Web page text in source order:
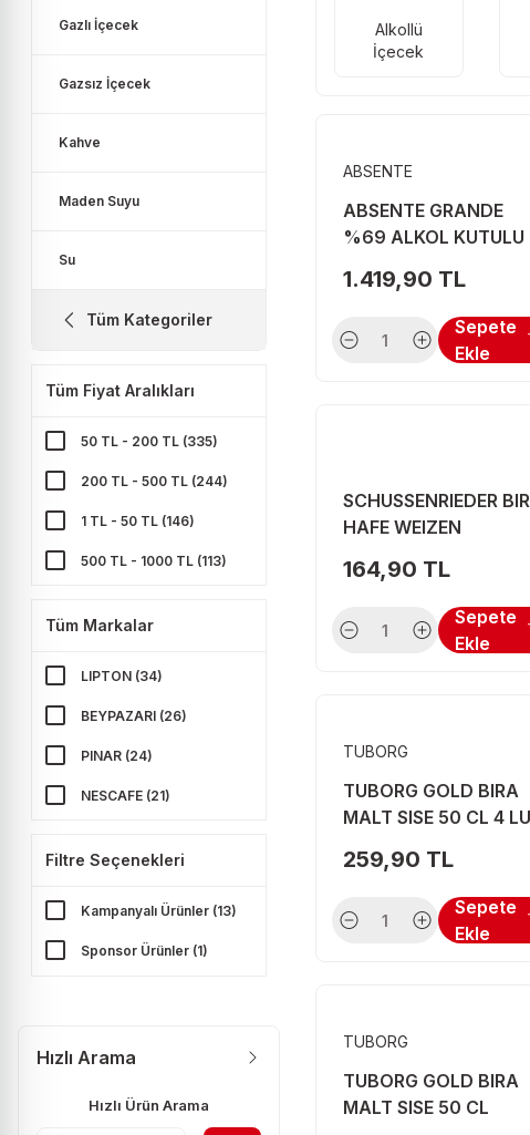
Gazlı İçecek
Gazsız İçecek
Kahve
Maden Suyu
Su
Tüm Kategoriler
Tüm Fiyat Aralıkları
50 TL - 200 TL (335)
200 TL - 500 TL (244)
1 TL - 50 TL (146)
500 TL - 1000 TL (113)
Tüm Markalar
LIPTON (34)
BEYPAZARI (26)
PINAR (24)
NESCAFE (21)
KULA (15)
AVŞAR (12)
KAVAKLIDERE (11)
Filtre Seçenekleri
Kampanyalı Ürünler (13)
Sponsor Ürünler (1)
Hızlı Arama
Hızlı Ürün Arama
Alkollü
İçecek
ABSENTE
ABSENTE GRANDE
%69 ALKOL KUTULU
1.419,90 TL
Sepete
Ekle
SCHUSSENRIEDER
HAFE WEIZEN
164,90 TL
Sepete
Ekle
TUBORG
TUBORG GOLD BIRA
MALT SISE 50 CL 4 LU
259,90 TL
Sepete
Ekle
TUBORG
TUBORG GOLD BIRA
MALT SISE 50 CL